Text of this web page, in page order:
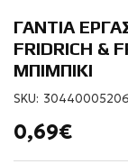
ΓΑΝΤΙΑ
FRIDRICH &
ΜΠΙΜΠΙΚΙ
SKU:
0,69€